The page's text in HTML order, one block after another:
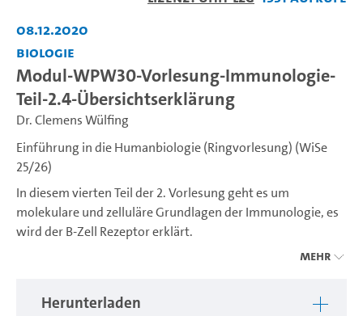
08.12.2020
Biologie
Modul-WPW30-Vorlesung-Immunologie-
Teil-2.4-Übersichtserklärung
Dr. Clemens Wülfing
Einführung in die Humanbiologie (Ringvorlesung) (WiSe
25/26)
In diesem vierten Teil der 2. Vorlesung geht es um
molekulare und zelluläre Grundlagen der Immunologie, es
wird der B-Zell Rezeptor erklärt.
Liebe Studierende, unter dieser Serie finden Sie nach und
Mehr
Herunterladen